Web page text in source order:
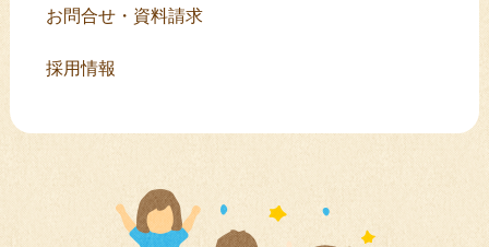
お問合せ・資料請求
採用情報